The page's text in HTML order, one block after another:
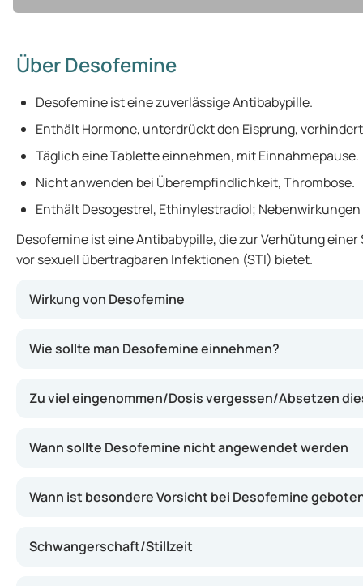
Über Desofemine
Desofemine ist eine zuverlässige Antibabypille.
Enthält Hormone, unterdrückt den Eisprung,
Täglich eine Tablette einnehmen, mit Einnahmepause.
Nicht anwenden bei Überempfindlichkeit, Thrombose.
Enthält Desogestrel, Ethinylestradiol;
Desofemine ist eine Antibabypille, die zur Verhütung
vor sexuell übertragbaren Infektionen (STI) bietet.
Wirkung von Desofemine
Wie sollte man Desofemine einnehmen?
Zu viel eingenommen/Dosis vergessen/Absetzen
Wann sollte Desofemine nicht angewendet werden
Wann ist besondere Vorsicht bei Desofemine
Schwangerschaft/Stillzeit